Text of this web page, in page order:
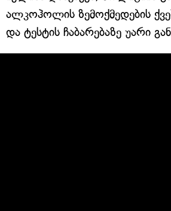
ალკოჰოლის ზემოქმედების
და ტესტის ჩაბარებაზე უარი